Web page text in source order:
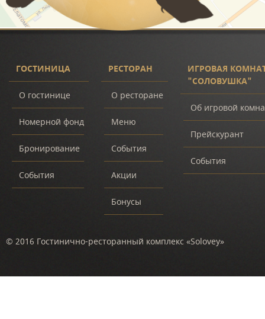
ГОСТИНИЦА
О гостинице
Номерной фонд
Бронирование
События
РЕСТОРАН
О ресторане
Меню
События
Акции
Бонусы
ИГРОВАЯ
"СОЛОВУШКА"
Об игровой
Прейскурант
События
© 2016 Гостинично-ресторанный комплекс «Solovey»